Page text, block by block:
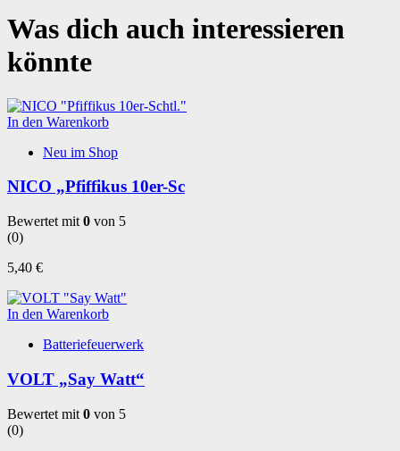
Was dich auch interessieren
könnte
In den Warenkorb
Neu im Shop
NICO „Pfiffikus 10er-Sc
Bewertet mit 0 von 5
(0)
5,40 €
In den Warenkorb
Batteriefeuerwerk
VOLT „Say Watt“
Bewertet mit 0 von 5
(0)